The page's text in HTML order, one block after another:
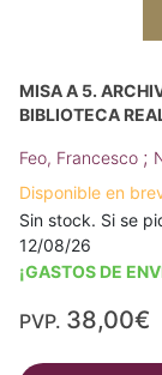
MISA A 5.
BIBLIOTECA
Feo, Francesco ;
Disponible en
Sin stock. Si se
12/08/26
¡GASTOS DE
PVP. 38,00€